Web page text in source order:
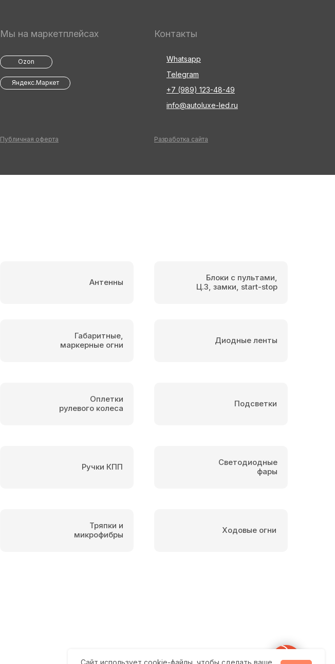
Публичная оферта Разработка сайта
info@autoluxe-led.ru
Мы на маркетплейсах Контакты
+7 (989) 123-48-49
Telegram
Whatsapp
Ozon
Яндекс.Маркет
Сайт использует cookie-файлы, чтобы сделать ваше
Антенны
Подсветки
Оплетки
рулевого колеса
Светодиодные
фары
Ходовые огни
Блоки с пультами,
Ц.З, замки, start-stop
Габаритные,
маркерные огни
Диодные ленты
Ручки КПП
Тряпки и
микрофибры